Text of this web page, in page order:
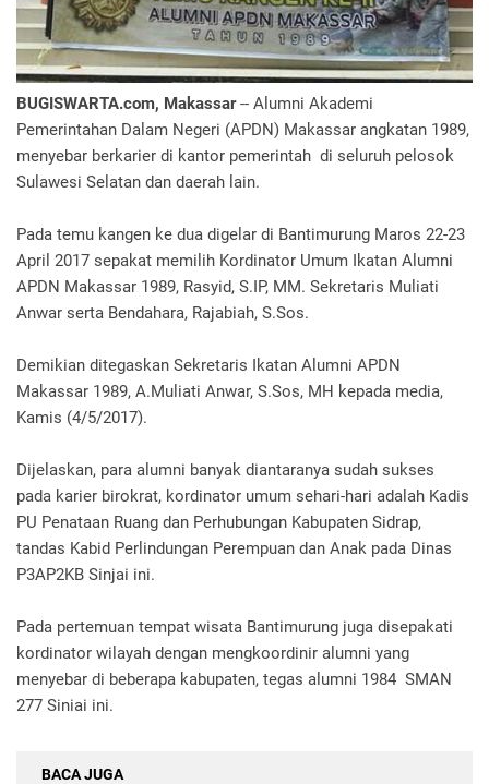
BUGISWARTA.com, Makassar-- Alumni Akademi
Pemerintahan Dalam Negeri (APDN) Makassar angkatan 1989,
menyebar berkarier di kantor pemerintah di seluruh pelosok
Sulawesi Selatan dan daerah lain.
Pada temu kangen ke dua digelar di Bantimurung Maros 22-23
April 2017 sepakat memilih Kordinator Umum Ikatan Alumni
APDN Makassar 1989, Rasyid, S.IP, MM. Sekretaris Muliati
Anwar serta Bendahara, Rajabiah, S.Sos.
Demikian ditegaskan Sekretaris Ikatan Alumni APDN
Makassar 1989, A.Muliati Anwar, S.Sos, MH kepada media,
Kamis (4/5/2017).
Dijelaskan, para alumni banyak diantaranya sudah sukses
pada karier birokrat, kordinator umum sehari-hari adalah Kadis
PU Penataan Ruang dan Perhubungan Kabupaten Sidrap,
tandas Kabid Perlindungan Perempuan dan Anak pada Dinas
P3AP2KB Sinjai ini.
Pada pertemuan tempat wisata Bantimurung juga disepakati
kordinator wilayah dengan mengkoordinir alumni yang
menyebar di beberapa kabupaten, tegas alumni 1984 SMAN
277 Siniai ini.
BACA JUGA